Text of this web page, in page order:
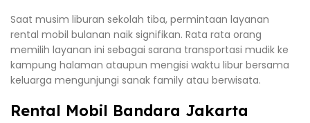
Saat musim liburan sekolah tiba, permintaan layanan
rental mobil bulanan naik signifikan. Rata rata orang
memilih layanan ini sebagai sarana transportasi mudik ke
kampung halaman ataupun mengisi waktu libur bersama
keluarga mengunjungi sanak family atau berwisata.
Rental Mobil Bandara Jakarta